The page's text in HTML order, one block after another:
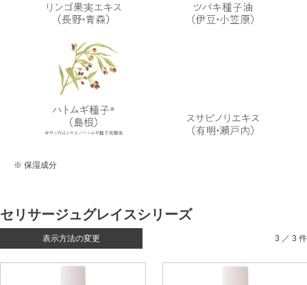
※ 保湿成分
セリサージュグレイスシリーズ
表示方法の変更 3 ／ 3 件